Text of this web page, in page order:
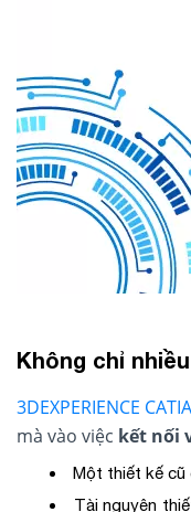
Không chỉ
3DEXPERIENCE CATIA
mà vào việc kết nối
Một thiết kế cũ
Tài nguyên